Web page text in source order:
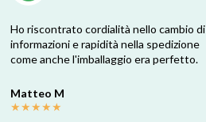
Ho riscontrato cordialità nello cambio di
informazioni e rapidità nella spedizione
come anche l'imballaggio era perfetto.
Matteo M
★★★★★